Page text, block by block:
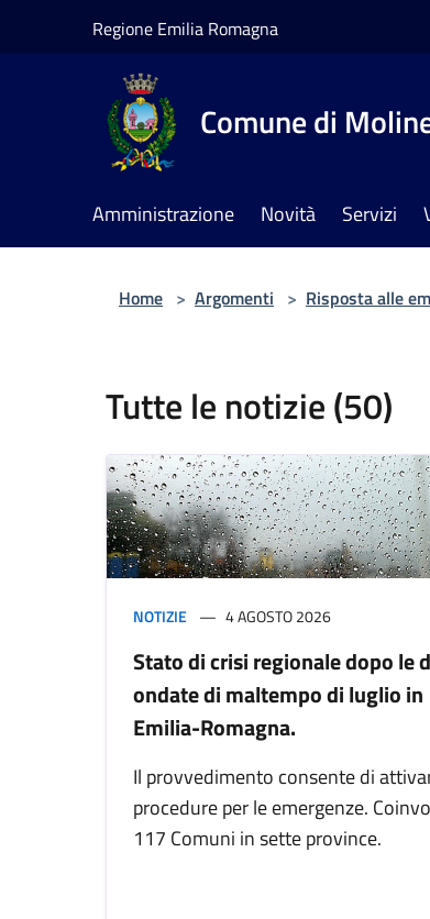
Regione Emilia Romagna
Comune di
Amministrazione Novità Servizi
Home > Argomenti > Risposta alle
Tutte le notizie (50)
NOTIZIE 4 AGOSTO 2026
Stato di crisi regionale dopo le
ondate di maltempo di luglio in
Emilia-Romagna.
Il provvedimento consente di
procedure per le emergenze.
117 Comuni in sette province.